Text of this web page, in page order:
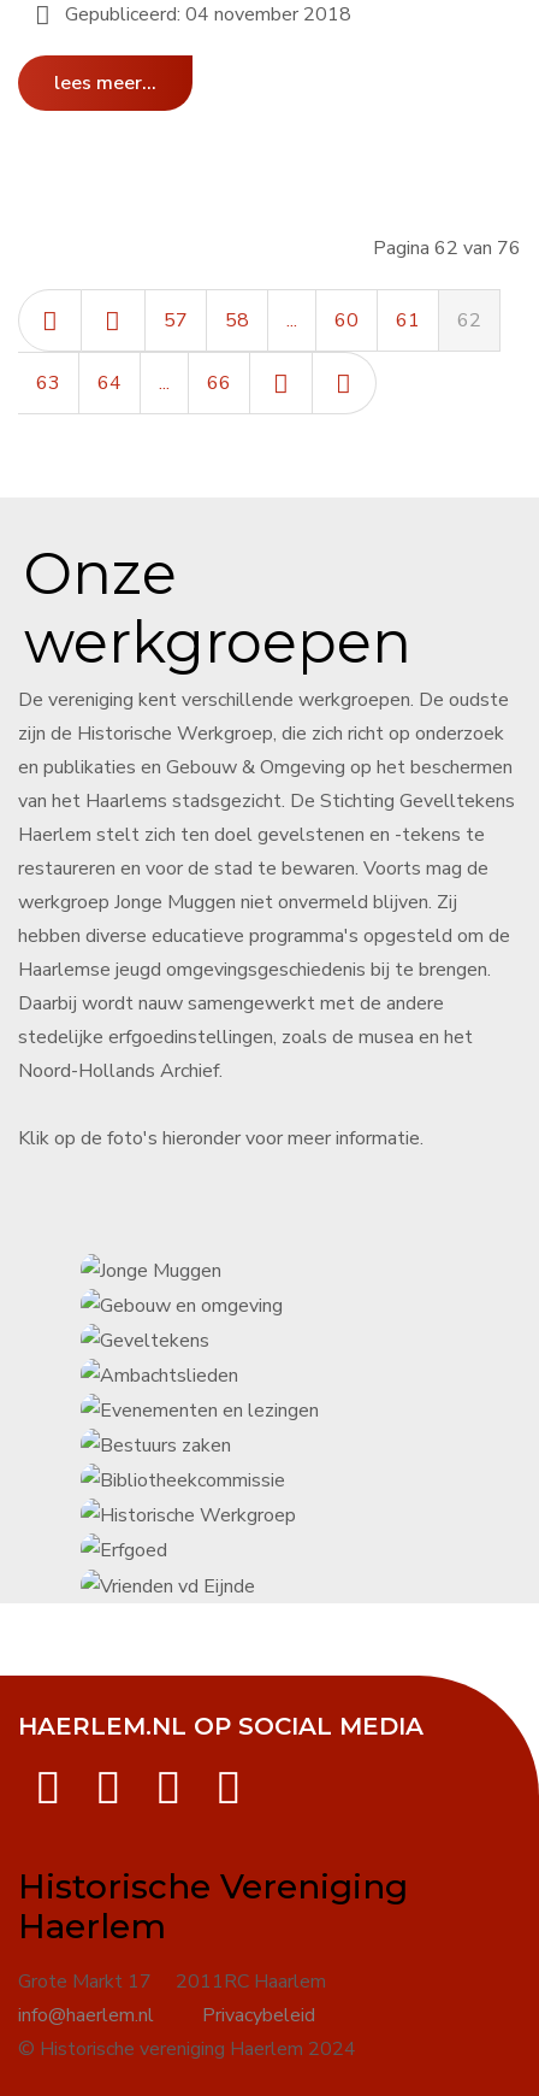
Gepubliceerd: 04 november 2018
lees meer...
Pagina 62 van 76
57 58 ... 60 61 62
63 64 ... 66
Onze
werkgroepen
De vereniging kent verschillende werkgroepen. De oudste
zijn de Historische Werkgroep, die zich richt op onderzoek
en publikaties en Gebouw & Omgeving op het beschermen
van het Haarlems stadsgezicht. De Stichting Gevelltekens
Haerlem stelt zich ten doel gevelstenen en -tekens te
restaureren en voor de stad te bewaren. Voorts mag de
werkgroep Jonge Muggen niet onvermeld blijven. Zij
hebben diverse educatieve programma's opgesteld om de
Haarlemse jeugd omgevingsgeschiedenis bij te brengen.
Daarbij wordt nauw samengewerkt met de andere
stedelijke erfgoedinstellingen, zoals de musea en het
Noord-Hollands Archief.
Klik op de foto's hieronder voor meer informatie.
HAERLEM.NL OP SOCIAL MEDIA
Historische Vereniging
Haerlem
Grote Markt 17 2011RC Haarlem
info@haerlem.nl
Privacybeleid
© Historische vereniging Haerlem 2024